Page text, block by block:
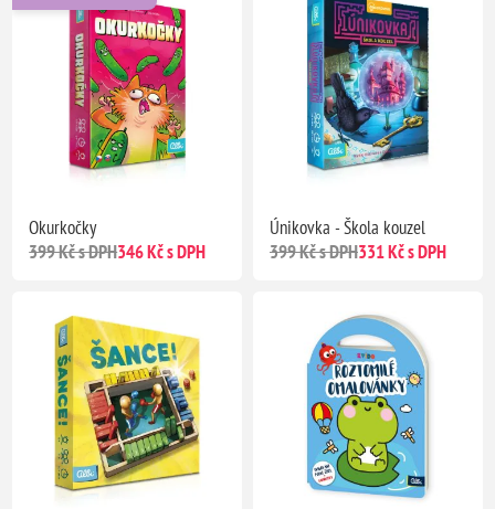
Okurkočky
399 Kč s DPH346 Kč s DPH
Únikovka - Škola kouzel
399 Kč s DPH331 Kč s DPH